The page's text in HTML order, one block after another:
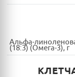
Альфа-
(18:3) (Омега-3), г